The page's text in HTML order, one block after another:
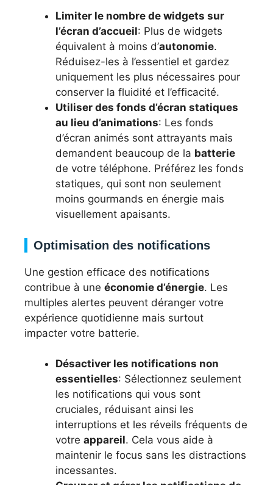
Limiter le nombre de widgets sur
l’écran d’accueil: Plus de widgets
équivalent à moins d’autonomie.
Réduisez-les à l’essentiel et gardez
uniquement les plus nécessaires pour
conserver la fluidité et l’efficacité.
Utiliser des fonds d’écran statiques
au lieu d’animations: Les fonds
d’écran animés sont attrayants mais
demandent beaucoup de la batterie
de votre téléphone. Préférez les fonds
statiques, qui sont non seulement
moins gourmands en énergie mais
visuellement apaisants.
Optimisation des notifications
Une gestion efficace des notifications
contribue à une économie d’énergie. Les
multiples alertes peuvent déranger votre
expérience quotidienne mais surtout
impacter votre batterie.
Désactiver les notifications non
essentielles: Sélectionnez seulement
les notifications qui vous sont
cruciales, réduisant ainsi les
interruptions et les réveils fréquents de
votre appareil. Cela vous aide à
maintenir le focus sans les distractions
incessantes.